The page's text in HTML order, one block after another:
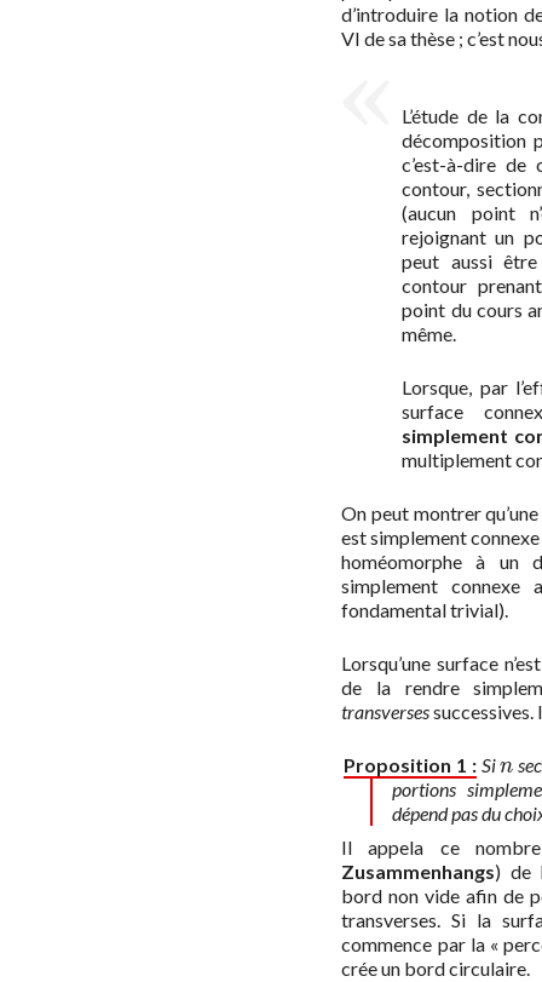
d’introduire la notion
VI de sa thèse ; c’est
L’étude de la
décomposition
c’est-à-dire de
contour,
(aucun point
rejoignant un
peut aussi
contour
point du cours
même.
Lorsque, par
surface
simplement
multiplement
On peut montrer
est simplement
homéomorphe à un
simplement connexe
fondamental trivial).
Lorsqu’une surface
de la rendre
transversessuccessives.
Proposition 1 :Sin
n
portions
dépend pas du
Il appela ce
Zusammenhangs) de
bord non vide afin de
transverses. Si la
commence par la «
crée un bord circulaire.